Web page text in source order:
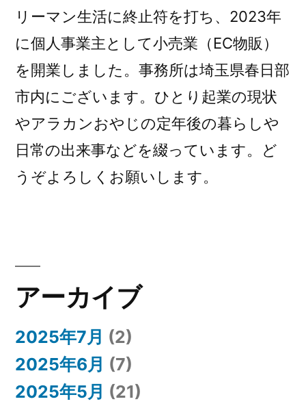
リーマン生活に終止符を打ち、2023年
に個人事業主として小売業（EC物販）
を開業しました。事務所は埼玉県春日部
市内にございます。ひとり起業の現状
やアラカンおやじの定年後の暮らしや
日常の出来事などを綴っています。ど
うぞよろしくお願いします。
アーカイブ
2025年7月 (2)
2025年6月 (7)
2025年5月 (21)